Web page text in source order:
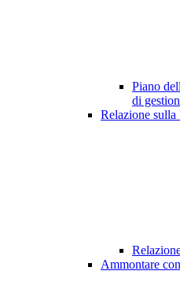
Piano
di
Relazione sulla
Ammontare